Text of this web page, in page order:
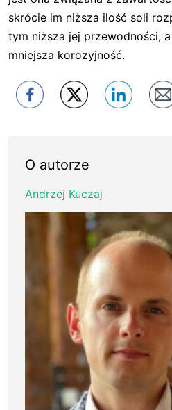
skrócie im niższa ilość soli
tym niższa jej przewodności,
mniejsza korozyjność.
O autorze
Andrzej Kuczaj